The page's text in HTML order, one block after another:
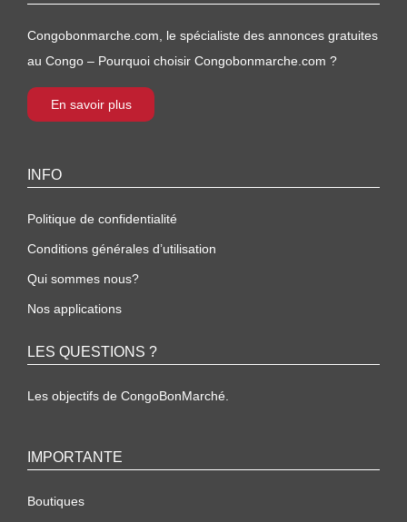
Congobonmarche.com, le spécialiste des annonces gratuites
au Congo – Pourquoi choisir Congobonmarche.com ?
En savoir plus
INFO
Politique de confidentialité
Conditions générales d’utilisation
Qui sommes nous?
Nos applications
LES QUESTIONS ?
Les objectifs de CongoBonMarché.
IMPORTANTE
Boutiques